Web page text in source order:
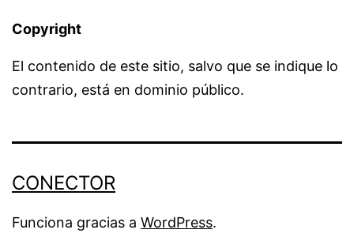
Copyright
El contenido de este sitio, salvo que se indique lo
contrario, está en dominio público.
CONECTOR
Funciona gracias a WordPress.